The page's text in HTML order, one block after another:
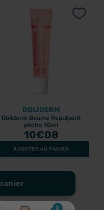
DOLIDERM
Doliderm Baume Repulpant
pêche 10ml
10€08
AJOUTER AU PANIER
0